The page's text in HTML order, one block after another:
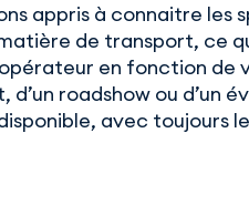
appris à connaitre les
de transport, ce
en fonction de
d’un roadshow ou d’un
avec toujours